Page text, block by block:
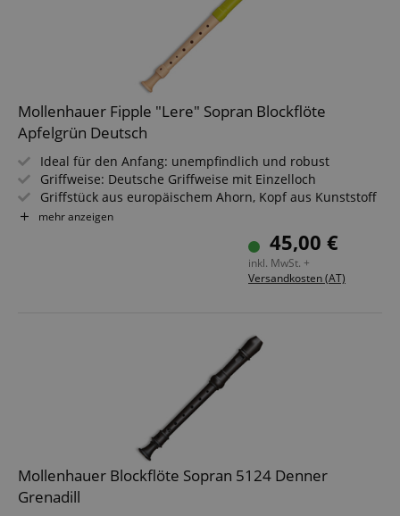
Mollenhauer Fipple "Lere" Sopran Blockflöte
Apfelgrün Deutsch
Ideal für den Anfang: unempfindlich und robust
Griffweise: Deutsche Griffweise mit Einzelloch
Griffstück aus europäischem Ahorn, Kopf aus Kunststoff
Tonumfang: c2 - d4
Inkl. Etui, Wischerstab, Grifftabelle, Fipple-Story, -Song &
mehr anzeigen
45,00 €
inkl. MwSt. +
Versandkosten (AT)
Mollenhauer Blockflöte Sopran 5124 Denner
Grenadill